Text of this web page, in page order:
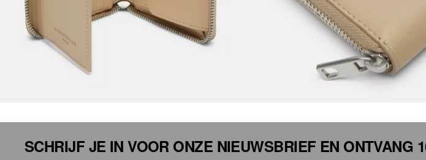
SCHRIJF JE IN VOOR ONZE NIEUWSBRIEF EN ONTVANG